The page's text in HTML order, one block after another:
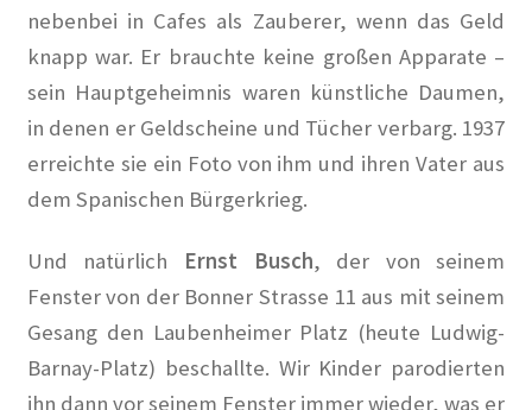
Angriff auf die rote Hungerburg in Neue Zürcher Zeitung
Berlin soll Wohnsiedlung kaufen in Berliner Kurier
Berlin will Wilmersdorfer Künstlerkolonie
zurückkaufen in Berliner Morgenpost
Berlins kleines Hollywood in Berliner Morgenpost
Wohnsiedlung Künstlerkolonie kaufen in Berliner
Zeitung
nebenbei in Cafes als Zauberer, wenn das Geld
knapp war. Er brauchte keine großen Apparate –
sein Hauptgeheimnis waren künstliche Daumen,
in denen er Geldscheine und Tücher verbarg. 1937
erreichte sie ein Foto von ihm und ihren Vater aus
dem Spanischen Bürgerkrieg.
Und natürlich Ernst Busch, der von seinem
Fenster von der Bonner Strasse 11 aus mit seinem
Gesang den Laubenheimer Platz (heute Ludwig-
Barnay-Platz) beschallte. Wir Kinder parodierten
ihn dann vor seinem Fenster immer wieder, was er